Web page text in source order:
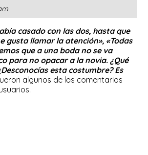
casado con las dos, hasta que
gusta llamar la atención», «Todas
que a una boda no se va
para no opacar a la novia. ¿Qué
esta costumbre? Es
algunos de los comentarios